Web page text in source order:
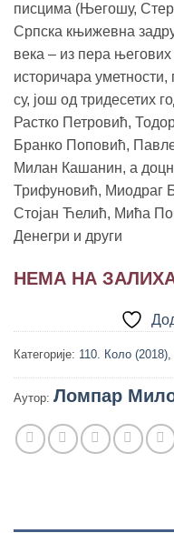
писцима (Његошу,
Српска књижевна
века – из пера
историчара
су, још од тридесетих
Растко Петровић,
Бранко Поповић,
Милан Кашанин, а
Трифуновић, Миодраг
Стојан Ћелић, Мића
Денегри и други
НЕМА НА
Категорије: 110. Коло (2018)
Аутор: Ломпар